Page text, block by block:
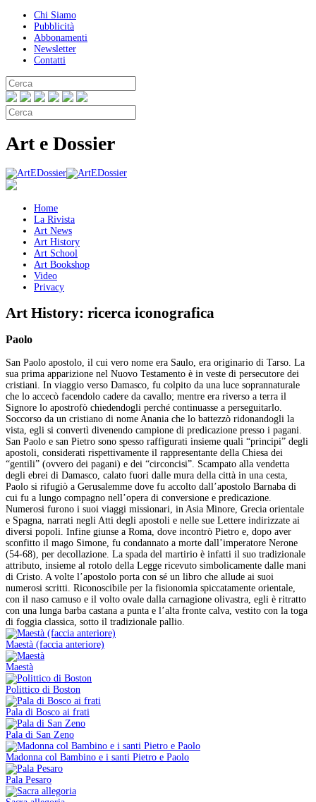
Chi Siamo
Pubblicità
Abbonamenti
Newsletter
Contatti
Art e Dossier
Home
La Rivista
Art News
Art History
Art School
Art Bookshop
Video
Privacy
Art History: ricerca iconografica
Paolo
San Paolo apostolo, il cui vero nome era Saulo, era originario di Tarso. La
sua prima apparizione nel Nuovo Testamento è in veste di persecutore dei
cristiani. In viaggio verso Damasco, fu colpito da una luce soprannaturale
che lo accecò facendolo cadere da cavallo; mentre era riverso a terra il
Signore lo apostrofò chiedendogli perché continuasse a perseguitarlo.
Soccorso da un cristiano di nome Anania che lo battezzò ridonandogli la
vista, egli si convertì divenendo campione di predicazione presso i pagani.
San Paolo e san Pietro sono spesso raffigurati insieme quali “principi” degli
apostoli, considerati rispettivamente il rappresentante della Chiesa dei
“gentili” (ovvero dei pagani) e dei “circoncisi”. Scampato alla vendetta
degli ebrei di Damasco, calato fuori dalle mura della città in una cesta,
Paolo si rifugiò a Gerusalemme dove fu accolto dall’apostolo Barnaba di
cui fu a lungo compagno nell’opera di conversione e predicazione.
Numerosi furono i suoi viaggi missionari, in Asia Minore, Grecia orientale
e Spagna, narrati negli Atti degli apostoli e nelle sue Lettere indirizzate ai
diversi popoli. Infine giunse a Roma, dove incontrò Pietro e, dopo aver
sconfitto il mago Simone, fu condannato a morte dall’imperatore Nerone
(54-68), per decollazione. La spada del martirio è infatti il suo tradizionale
attributo, insieme al rotolo della Legge ricevuto simbolicamente dalle mani
di Cristo. A volte l’apostolo porta con sé un libro che allude ai suoi
numerosi scritti. Riconoscibile per la fisionomia spiccatamente orientale,
con il naso camuso e il volto ovale dalla carnagione olivastra, egli è ritratto
con una lunga barba castana a punta e l’alta fronte calva, vestito con la toga
di foggia classica, sotto il tradizionale pallio.
Maestà (faccia anteriore)
Maestà
Polittico di Boston
Pala di Bosco ai frati
Pala di San Zeno
Madonna col Bambino e i santi Pietro e Paolo
Pala Pesaro